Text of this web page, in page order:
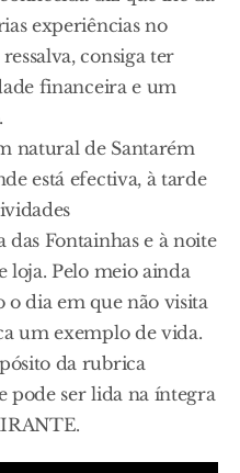
experiências no
consiga ter
financeira e um
natural de Santarém
está efectiva, à tarde
Fontainhas e à noite
loja. Pelo meio ainda
dia em que não visita
um exemplo de vida.
da rubrica
pode ser lida na íntegra